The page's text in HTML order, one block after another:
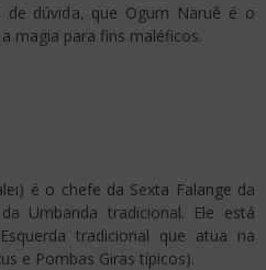
de dúvida, que Ogum Naruê é o
magia para fins maléficos.
é o chefe da Sexta Falange da
Umbanda tradicional. Ele está
tradicional que atua na
e Pombas Giras típicos).